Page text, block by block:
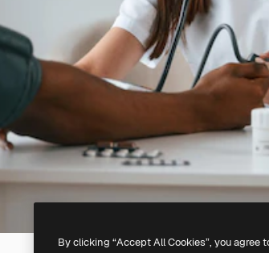
By clicking “Accept All Cookies”, you